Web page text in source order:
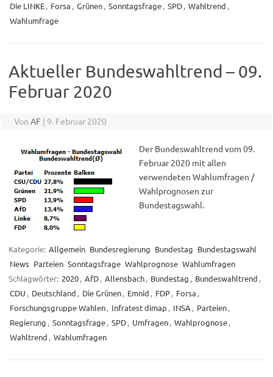
Die LINKE, Forsa , Grünen, Sonntagsfrage, SPD, Wahltrend ,
Wahlumfrage
Aktueller Bundeswahltrend – 09.
Februar 2020
Von AF | 9. Februar 2020
Der Bundeswahltrend vom 09.
Februar 2020 mit allen
verwendeten Wahlumfragen /
Wahlprognosen zur
Bundestagswahl.
Kategorie: Allgemein Bundesregierung Bundestag Bundestagswahl
News Parteien Sonntagsfrage Wahlprognose Wahlumfragen
Schlagwörter: 2020, AfD, Allensbach, Bundestag , Bundeswahltrend ,
CDU , Deutschland , Die Grünen, Emnid , FDP, Forsa ,
Forschungsgruppe Wahlen, Infratest dimap , INSA , Parteien,
Regierung , Sonntagsfrage, SPD, Umfragen, Wahlprognose,
Wahltrend , Wahlumfragen